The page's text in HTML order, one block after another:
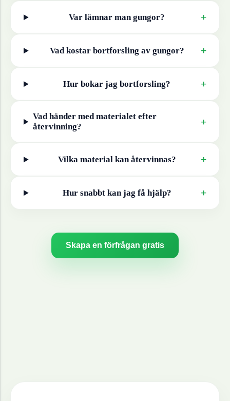
Var lämnar man gungor? +
Vad kostar bortforsling av gungor? +
Hur bokar jag bortforsling? +
Vad händer med materialet efter
återvinning?
+
Vilka material kan återvinnas? +
Hur snabbt kan jag få hjälp? +
Skapa en förfrågan gratis